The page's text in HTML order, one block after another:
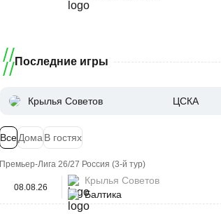
Последние игры
Крылья Советов ЦСКА
ВсеДома В гостях
Премьер-Лига 26/27 Россия (3-й тур)
08.08.26
Крылья Советов
Балтика